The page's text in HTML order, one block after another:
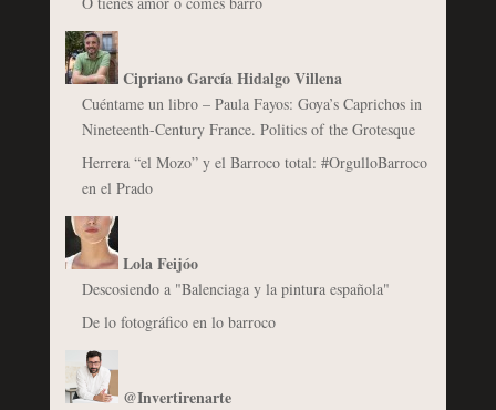
Cipriano García Hidalgo Villena
Cuéntame un libro – Paula Fayos: Goya’s Caprichos in
Nineteenth-Century France. Politics of the Grotesque
Herrera “el Mozo” y el Barroco total: #OrgulloBarroco
en el Prado
Lola Feijóo
Descosiendo a "Balenciaga y la pintura española"
De lo fotográfico en lo barroco
@Invertirenarte